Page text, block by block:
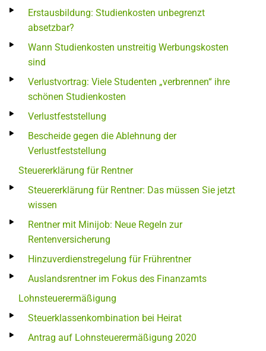
Erstausbildung: Studienkosten unbegrenzt
absetzbar?
Wann Studienkosten unstreitig Werbungskosten
sind
Verlustvortrag: Viele Studenten „verbrennen“ ihre
schönen Studienkosten
Verlustfeststellung
Bescheide gegen die Ablehnung der
Verlustfeststellung
Steuererklärung für Rentner
Steuererklärung für Rentner: Das müssen Sie jetzt
wissen
Rentner mit Minijob: Neue Regeln zur
Rentenversicherung
Hinzuverdienstregelung für Frührentner
Auslandsrentner im Fokus des Finanzamts
Lohnsteuerermäßigung
Steuerklassenkombination bei Heirat
Antrag auf Lohnsteuerermäßigung 2020